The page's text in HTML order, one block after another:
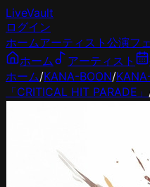
LiveVault
ログイン
ホームアーティスト 公演フ
ホーム
アーティスト
ホーム/KANA-BOON/
「CRITICAL HIT PARADE」